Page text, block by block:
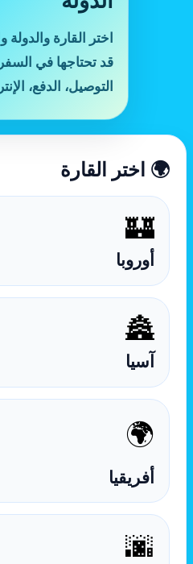
اختر القارة
قد تحتاجها في
التوصيل، الدفع،
🌍 اختر القارة
🏰
أوروبا
🏯
آسيا
🌍
أفريقيا
🌆